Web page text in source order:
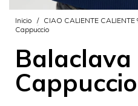
Inicio / CIAO CALIENTE CALIENTE
Cappuccio
Balaclava
Cappuccio